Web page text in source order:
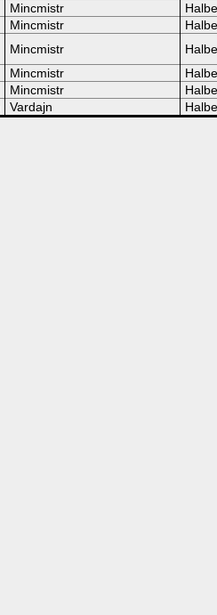
Mincmistr
Mincmistr
Mincmistr
Mincmistr
Mincmistr
Vardajn